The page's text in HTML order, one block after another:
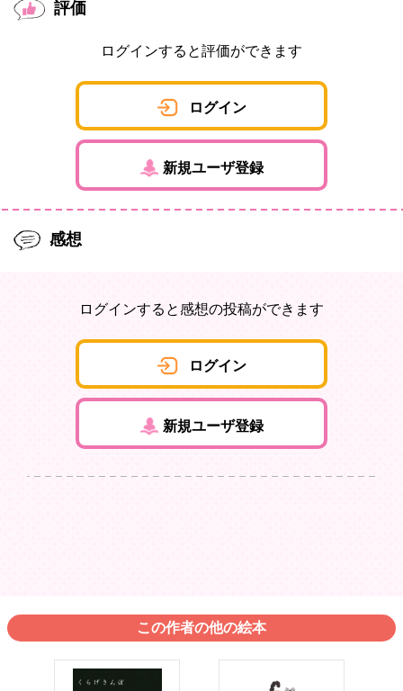
評価
ログインすると評価ができます
ログイン
新規ユーザ登録
感想
ログインすると感想の投稿ができます
ログイン
新規ユーザ登録
この作者の他の絵本